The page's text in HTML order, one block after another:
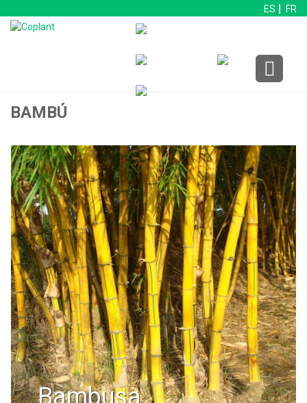
ES FR
BAMBÚ
bambusa